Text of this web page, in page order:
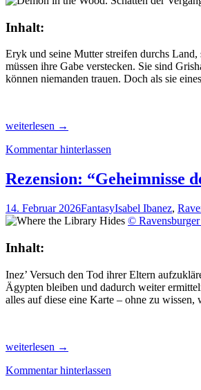
(1.
Inhalt:
Eryk und seine Mutter streifen durchs
müssen ihre Gabe verstecken. Sie sind
können niemanden trauen. Doch als sie
Rezension:
in
Wood.
Schatten
Vergangenheit”
von
Bardugo,
Novel)
weiterlesen →
Kommentar hinterlassen
Rezension: “Geheimnisse
14. Februar 2026FantasyIsabel Ibanez,
©
Inhalt:
Inez’ Versuch den Tod ihrer Eltern
Ägypten bleiben und dadurch weiter
alles auf diese eine Karte – ohne zu
Rezension:
des
weiterlesen →
Kommentar hinterlassen